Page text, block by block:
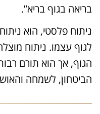
בריאה בגוף בריא”.
ניתוח פלסטי, הוא
לגוף עצמו. ניתוח
הגוף, אך הוא תורם
הביטחון, לשמחה